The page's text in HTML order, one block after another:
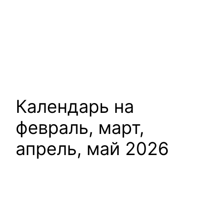
Календарь на
февраль, март,
апрель, май 2026